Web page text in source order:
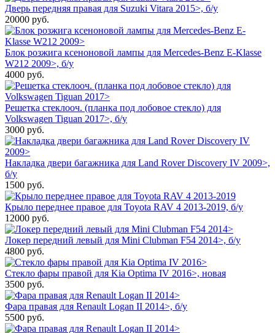
Дверь передняя правая для Suzuki Vitara 2015>, б/у
20000 руб.
Блок розжига ксеноновой лампы для Mercedes-Benz E-Klasse
W212 2009>, б/у
4000 руб.
Решетка стеклооч. (планка под лобовое стекло) для
Volkswagen Tiguan 2017>, б/у
3000 руб.
Накладка двери багажника для Land Rover Discovery IV 2009>,
б/у
1500 руб.
Крыло переднее правое для Toyota RAV 4 2013-2019, б/у
12000 руб.
Локер передний левый для Mini Clubman F54 2014>, б/у
4800 руб.
Стекло фары правой для Kia Optima IV 2016>, новая
3500 руб.
Фара правая для Renault Logan II 2014>, б/у
5500 руб.